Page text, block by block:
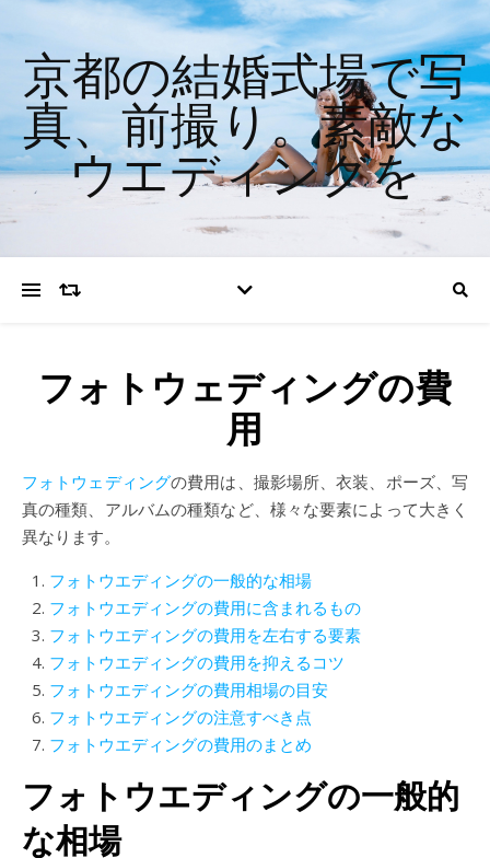
京都の結婚式場で写
真、前撮り。素敵な
ウエディングを
フォトウェディングの費
用
フォトウェディングの費用は、撮影場所、衣装、ポーズ、写
真の種類、アルバムの種類など、様々な要素によって大きく
異なります。
フォトウエディングの一般的な相場
フォトウエディングの費用に含まれるもの
フォトウエディングの費用を左右する要素
フォトウエディングの費用を抑えるコツ
フォトウエディングの費用相場の目安
フォトウエディングの注意すべき点
フォトウエディングの費用のまとめ
フォトウエディングの一般的
な相場